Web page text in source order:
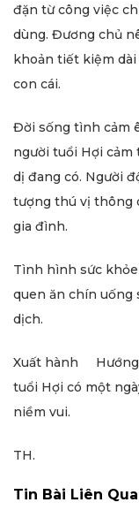
đặn từ công việc
dùng. Đương chủ
khoản tiết kiệm dài
con cái.
Đời sống tình cảm
người tuổi Hợi
dị đang có. Người
tượng thú vị thông
gia đình.
Tình hình sức
quen ăn chín uống
dịch.
Xuất hành Hướng
tuổi Hợi có một
niềm vui.
TH.
Tin Bài Liên